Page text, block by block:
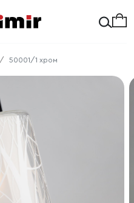
50001/1 хром